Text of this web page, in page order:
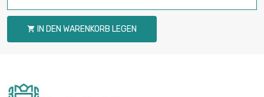
 IN DEN WARENKORB LEGEN